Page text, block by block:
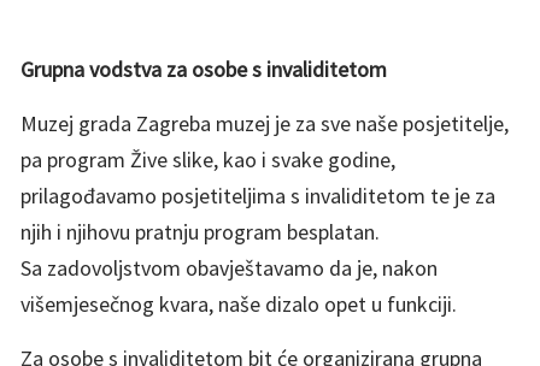
Grupna vodstva za osobe s invaliditetom
Muzej grada Zagreba muzej je za sve naše posjetitelje,
pa program Žive slike, kao i svake godine,
prilagođavamo posjetiteljima s invaliditetom te je za
njih i njihovu pratnju program besplatan.
Sa zadovoljstvom obavještavamo da je, nakon
višemjesečnog kvara, naše dizalo opet u funkciji.
Za osobe s invaliditetom bit će organizirana grupna